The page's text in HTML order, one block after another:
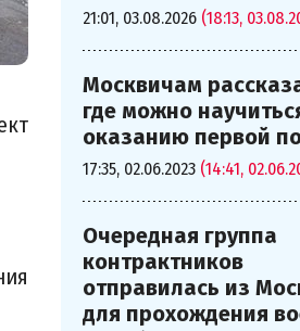
21:01, 03.08.2026 (18:13,
Москвичам
где можно
оказанию первой
17:35, 02.06.2023 (14:41,
Очередная группа
контрактников
отправилась из
для прохождения